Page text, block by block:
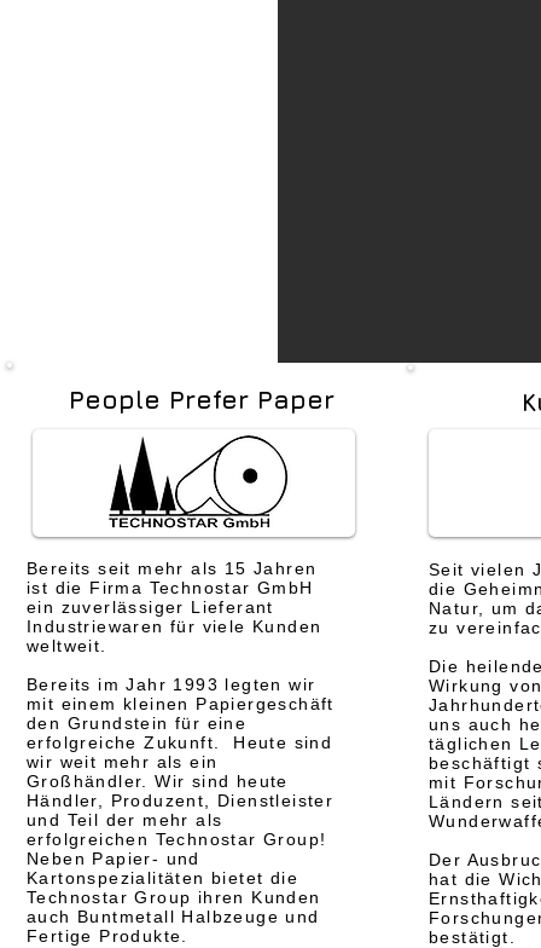
People Prefer Paper
Bereits seit mehr als 15 Jahren
ist die Firma Technostar GmbH
ein zuverlässiger Lieferant
Industriewaren für viele Kunden
weltweit.
Bereits im Jahr 1993 legten wir
mit einem kleinen Papiergeschäft
den Grundstein für eine
erfolgreiche Zukunft. Heute sind
wir weit mehr als ein
Großhändler. Wir sind heute
Händler, Produzent, Dienstleister
und Teil der mehr als
erfolgreichen Technostar Group!
Neben Papier- und
Kartonspezialitäten bietet die
Technostar Group ihren Kunden
auch Buntmetall Halbzeuge und
Fertige Produkte.
Seit vielen
die
Natur, um
zu
Die
Wirkung
uns auch
täglichen
beschäftigt
mit
Ländern
Der
hat die
bestätigt.